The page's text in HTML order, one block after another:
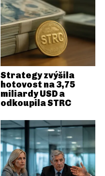
Strategy zvýšila
hotovost na 3,75
miliardy USD a
odkoupila STRC